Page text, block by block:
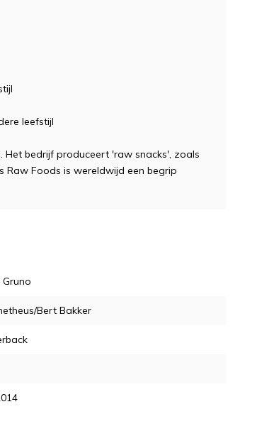
leefstijl
Het bedrijf produceert 'raw snacks', zoals
Raw Foods is wereldwijd een begrip
Bert Bakker